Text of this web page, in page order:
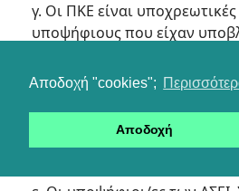
Αποδοχή "cookies";
Αποδοχή
γ. Οι ΠΚΕ είναι υποχρεωτικές
υποψήφιους που είχαν
παρελθόν στην ίδια ή σε
δ. Θεωρείται
δήλωσε μία και μόνο
"Κοινός" εκείνος/η που